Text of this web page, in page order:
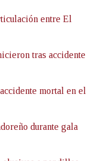
entre El
tras accidente
mortal en el
durante gala